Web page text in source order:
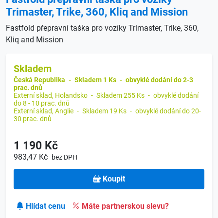
Trimaster, Trike, 360, Kliq and Mission
Fastfold přepravní taška pro vozíky Trimaster, Trike, 360,
Kliq and Mission
Skladem
Česká Republika - Skladem 1 Ks - obvyklé dodání do 2-3
prac. dnů
Externí sklad, Holandsko - Skladem 255 Ks - obvyklé dodání
do 8 - 10 prac. dnů
Externí sklad, Anglie - Skladem 19 Ks - obvyklé dodání do 20-
30 prac. dnů
1 190 Kč
983,47 Kč bez DPH
Koupit
Hlídat cenu Máte partnerskou slevu?